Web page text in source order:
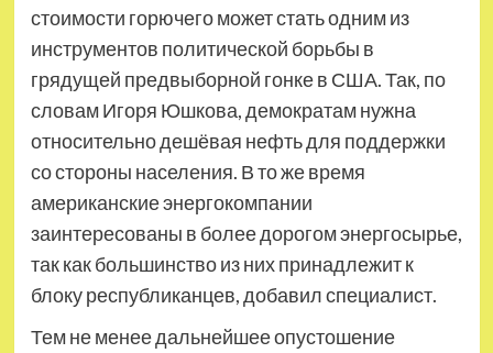
стоимости горючего может стать одним из
инструментов политической борьбы в
грядущей предвыборной гонке в США. Так, по
словам Игоря Юшкова, демократам нужна
относительно дешёвая нефть для поддержки
со стороны населения. В то же время
американские энергокомпании
заинтересованы в более дорогом энергосырье,
так как большинство из них принадлежит к
блоку республиканцев, добавил специалист.
Тем не менее дальнейшее опустошение